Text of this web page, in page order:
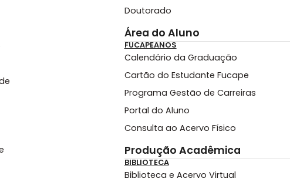
Doutorado
Área do Aluno
FUCAPEANOS
Calendário da Graduação
Cartão do Estudante Fucape
Programa Gestão de Carreiras
Portal do Aluno
Consulta ao Acervo Físico
Produção Acadêmica
BIBLIOTECA
Biblioteca e Acervo Virtual